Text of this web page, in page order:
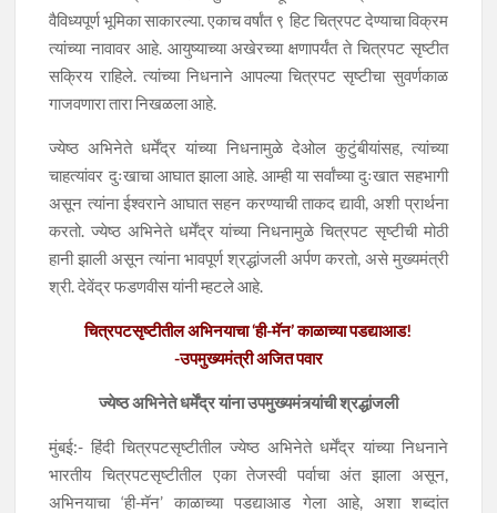
वैविध्यपूर्ण भूमिका साकारल्या. एकाच वर्षांत ९ हिट चित्रपट देण्याचा विक्रम
त्यांच्या नावावर आहे. आयुष्याच्या अखेरच्या क्षणापर्यंत ते चित्रपट सृष्टीत
सक्रिय राहिले. त्यांच्या निधनाने आपल्या चित्रपट सृष्टीचा सुवर्णकाळ
गाजवणारा तारा निखळला आहे.
ज्येष्ठ अभिनेते धर्मेंद्र यांच्या निधनामुळे देओल कुटुंबीयांसह, त्यांच्या
चाहत्यांवर दुःखाचा आघात झाला आहे. आम्ही या सर्वांच्या दुःखात सहभागी
असून त्यांना ईश्वराने आघात सहन करण्याची ताकद द्यावी, अशी प्रार्थना
करतो. ज्येष्ठ अभिनेते धर्मेंद्र यांच्या निधनामुळे चित्रपट सृष्टीची मोठी
हानी झाली असून त्यांना भावपूर्ण श्रद्धांजली अर्पण करतो, असे मुख्यमंत्री
श्री. देवेंद्र फडणवीस यांनी म्हटले आहे.
चित्रपटसृष्टीतील अभिनयाचा ‘ही-मॅन’ काळाच्या पडद्याआड!
-उपमुख्यमंत्री अजित पवार
ज्येष्ठ अभिनेते धर्मेंद्र यांना उपमुख्यमंत्र्यांची श्रद्धांजली
मुंबई:- हिंदी चित्रपटसृष्टीतील ज्येष्ठ अभिनेते धर्मेंद्र यांच्या निधनाने
भारतीय चित्रपटसृष्टीतील एका तेजस्वी पर्वाचा अंत झाला असून,
अभिनयाचा ‘ही-मॅन’ काळाच्या पडद्याआड गेला आहे, अशा शब्दांत